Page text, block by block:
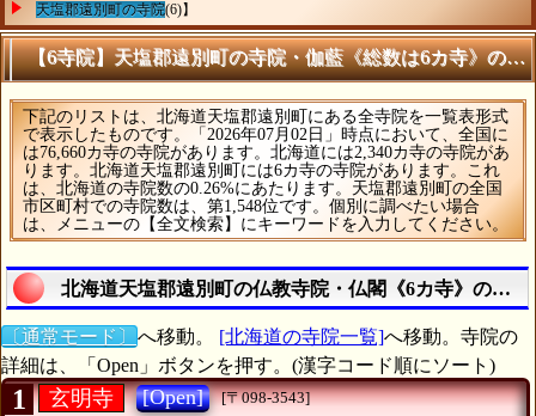
天塩郡遠別町の寺院(6)】
【6寺院】天塩郡遠別町の寺院・伽藍《総数は6カ寺》の統
下記のリストは、北海道天塩郡遠別町にある全寺院を一覧表形式
で表示したものです。「2026年07月02日」時点において、全国に
は76,660カ寺の寺院があります。北海道には2,340カ寺の寺院があ
ります。北海道天塩郡遠別町には6カ寺の寺院があります。これ
は、北海道の寺院数の0.26%にあたります。天塩郡遠別町の全国
市区町村での寺院数は、第1,548位です。個別に調べたい場合
は、メニューの【全文検索】にキーワードを入力してください。
北海道天塩郡遠別町の仏教寺院・仏閣《6カ寺》の統計
〔通常モード〕 へ移動。 [北海道の寺院一覧]へ移動。寺院の
詳細は、「Open」ボタンを押す。(漢字コード順にソート)
1 玄明寺 [Open]
[〒098-3543]